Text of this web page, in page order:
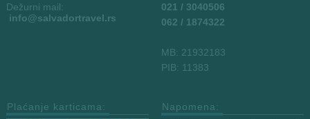
Dežurni mail:
info@salvadortravel.rs
021 / 3040506
062 / 1874322
MB: 21932183
PIB: 11383
Plaćanje karticama:
Napomena: